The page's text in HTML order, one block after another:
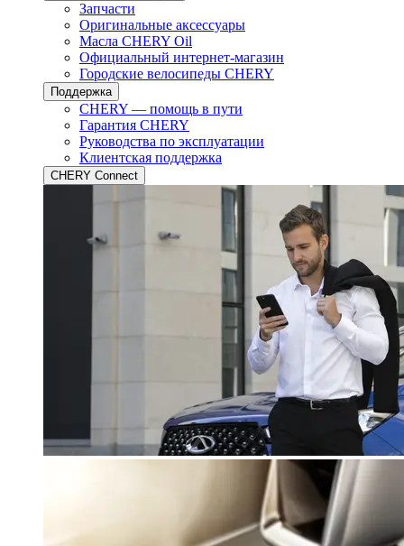
Запчасти
Оригинальные аксессуары
Масла CHERY Oil
Официальный интернет-магазин
Городские велосипеды CHERY
Поддержка
CHERY — помощь в пути
Гарантия CHERY
Руководства по эксплуатации
Клиентская поддержка
CHERY Connect